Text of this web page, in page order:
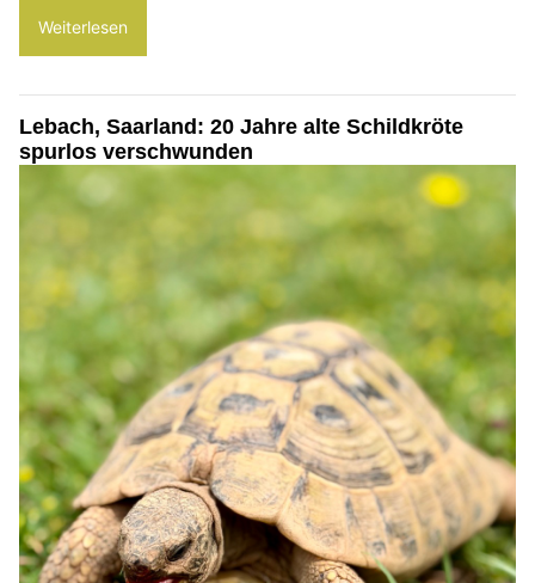
Weiterlesen
Lebach, Saarland: 20 Jahre alte Schildkröte
spurlos verschwunden